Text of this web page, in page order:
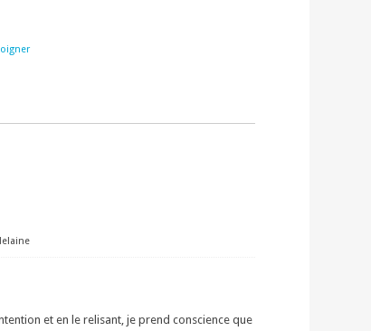
et en le relisant, je prend conscience que